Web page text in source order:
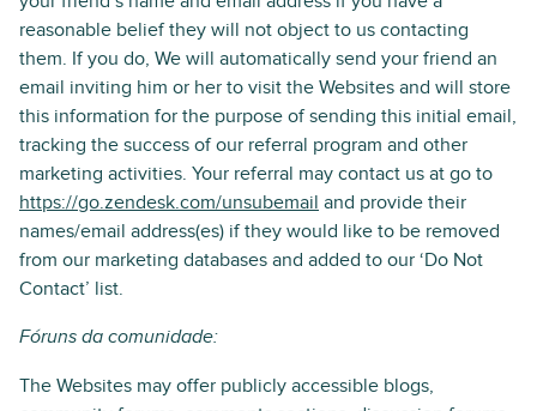
reasonable belief they will not object to us contacting
them. If you do, We will automatically send your friend an
email inviting him or her to visit the Websites and will store
this information for the purpose of sending this initial email,
tracking the success of our referral program and other
marketing activities. Your referral may contact us at go to
https://go.zendesk.com/unsubemail and provide their
names/email address(es) if they would like to be removed
from our marketing databases and added to our ‘Do Not
Contact’ list.
Fóruns da comunidade:
The Websites may offer publicly accessible blogs,